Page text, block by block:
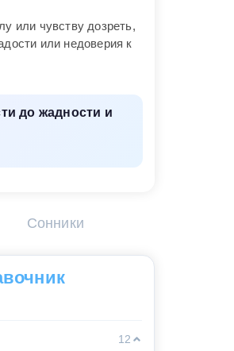
или чувству дозреть,
или недоверия к
до жадности и
Сонники
12